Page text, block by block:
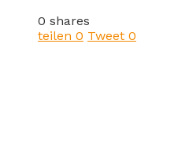
0 shares
teilen 0 Tweet 0